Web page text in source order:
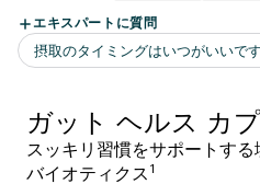
ガット ヘルス カ
スッキリ習慣をサポートす
バイオティクス 1